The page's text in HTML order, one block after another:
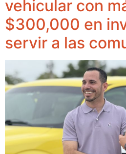
vehicular con
$300,000 en
servir a las